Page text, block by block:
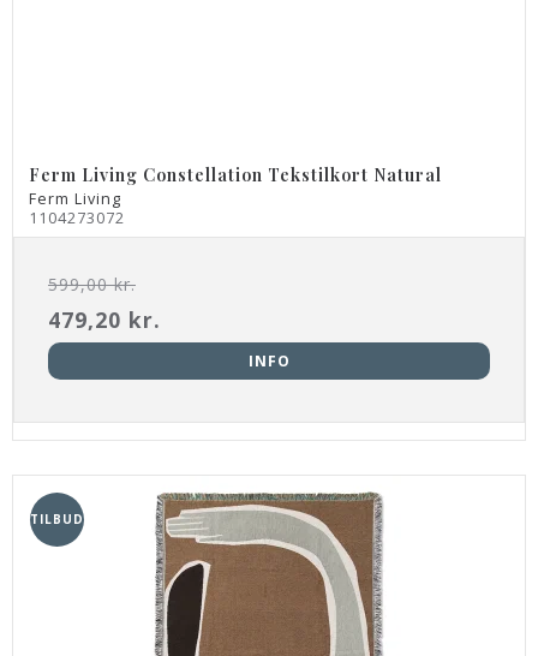
Ferm Living Constellation Tekstilkort Natural
Ferm Living
1104273072
599,00 kr.
479,20 kr.
INFO
TILBUD